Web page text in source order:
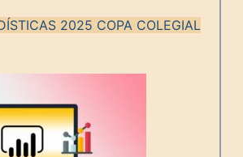
2025 COPA COLEGIAL